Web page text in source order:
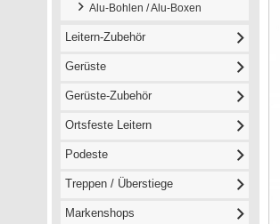
Alu-Bohlen / Alu-Boxen
Leitern-Zubehör
Gerüste
Gerüste-Zubehör
Ortsfeste Leitern
Podeste
Treppen / Überstiege
Markenshops